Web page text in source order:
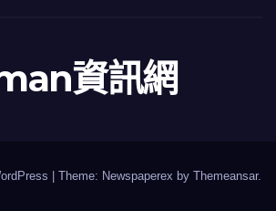
資訊網
Theme: Newspaperex by Themeansar.